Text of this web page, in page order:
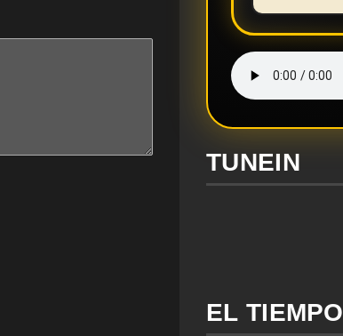
TUNEIN
EL TIEMPO